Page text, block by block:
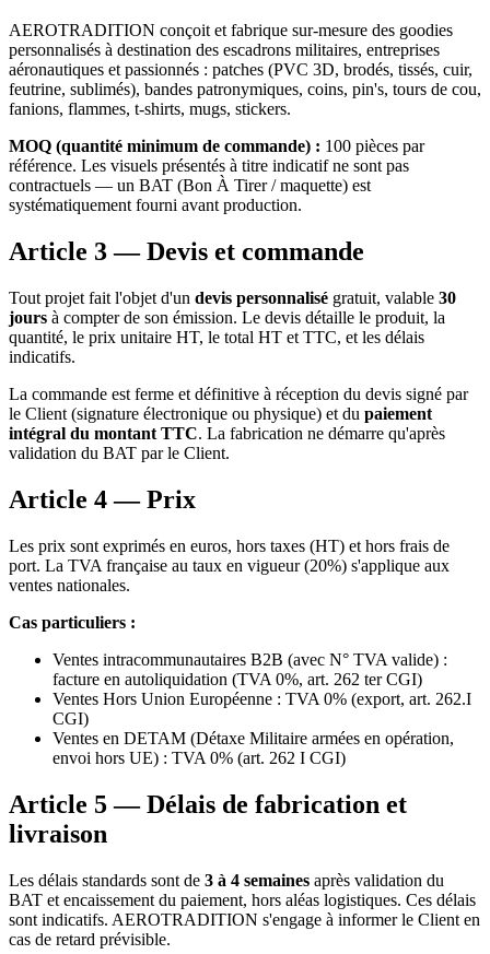
AEROTRADITION conçoit et fabrique sur-mesure des goodies
personnalisés à destination des escadrons militaires, entreprises
aéronautiques et passionnés : patches (PVC 3D, brodés, tissés, cuir,
feutrine, sublimés), bandes patronymiques, coins, pin's, tours de cou,
fanions, flammes, t-shirts, mugs, stickers.
MOQ (quantité minimum de commande) : 100 pièces par
référence. Les visuels présentés à titre indicatif ne sont pas
contractuels — un BAT (Bon À Tirer / maquette) est
systématiquement fourni avant production.
Article 3 — Devis et commande
Tout projet fait l'objet d'un devis personnalisé gratuit, valable 30
jours à compter de son émission. Le devis détaille le produit, la
quantité, le prix unitaire HT, le total HT et TTC, et les délais
indicatifs.
La commande est ferme et définitive à réception du devis signé par
le Client (signature électronique ou physique) et du paiement
intégral du montant TTC. La fabrication ne démarre qu'après
validation du BAT par le Client.
Article 4 — Prix
Les prix sont exprimés en euros, hors taxes (HT) et hors frais de
port. La TVA française au taux en vigueur (20%) s'applique aux
ventes nationales.
Cas particuliers :
Ventes intracommunautaires B2B (avec N° TVA valide) :
facture en autoliquidation (TVA 0%, art. 262 ter CGI)
Ventes Hors Union Européenne : TVA 0% (export, art. 262.I
CGI)
Ventes en DETAM (Détaxe Militaire armées en opération,
envoi hors UE) : TVA 0% (art. 262 I CGI)
Article 5 — Délais de fabrication et
livraison
Les délais standards sont de 3 à 4 semaines après validation du
BAT et encaissement du paiement, hors aléas logistiques. Ces délais
sont indicatifs. AEROTRADITION s'engage à informer le Client en
cas de retard prévisible.